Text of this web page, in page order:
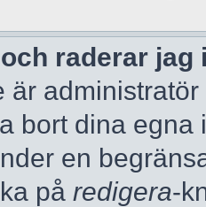
raderar jag
är
bort dina
en
på redigera-